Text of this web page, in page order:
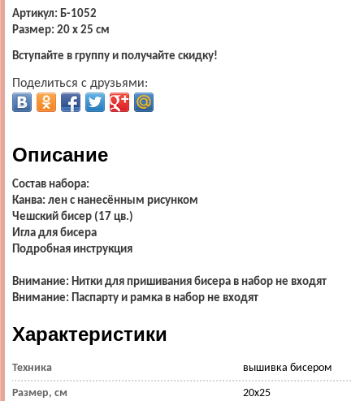
Артикул: Б-1052
Размер: 20 х 25 см
Вступайте в группу и получайте скидку!
Поделиться с друзьями:
Описание
Состав набора:
Канва: лен с нанесённым рисунком
Чешский бисер (17 цв.)
Игла для бисера
Подробная инструкция
Внимание: Нитки для пришивания бисера в набор не входят
Внимание: Паспарту и рамка в набор не входят
Характеристики
Техника вышивка бисером
Размер, см 20х25